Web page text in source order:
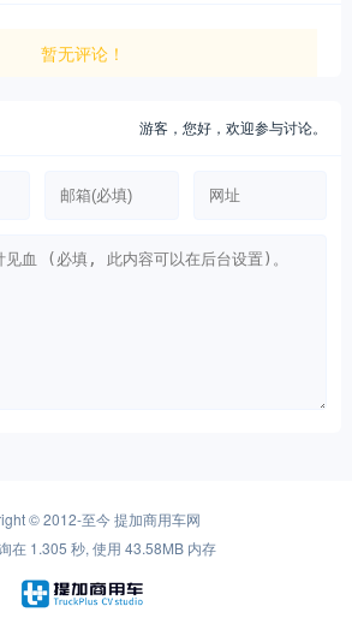
暂无评论！
游客，您好，欢迎参与讨论。
© 2012-至今提加商用车网
在 1.305 秒, 使用 43.58MB 内存